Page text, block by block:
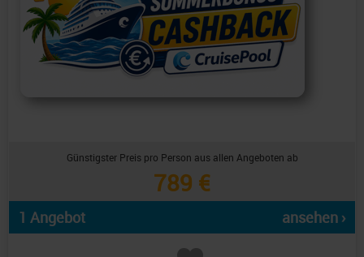
Günstigster Preis pro Person aus allen Angeboten ab
789 €
1 Angebot ansehen ›